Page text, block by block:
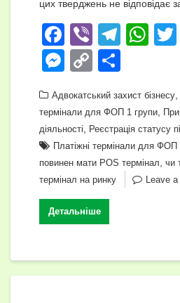
цих тверджень не відповідає
F
a
c
e
b
o
o
Vi
b
er
T
gr
a
m
W
s
A
p
p
M
ss
e
n
g
er
C
p
y
Li
n
k
ді
л
и
т
и
Адвокатський захист бізнесу
термінали для ФОП 1 групи
діяльності
Реєстрація статусу
Платіжні термінали для ФОП
повинен мати POS термінал чи
термінал на ринку
Leave
Детальніше